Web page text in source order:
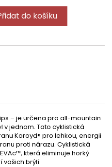
do košíku
– je určena pro all-mountain
v jednom. Tato cyklistická
Koroyd® pro lehkou, energii
proti nárazu. Cyklistická
která eliminuje horký
vašich brýlí.